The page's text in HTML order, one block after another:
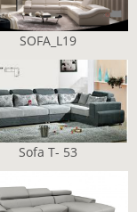
SOFA_L19
Sofa T- 53